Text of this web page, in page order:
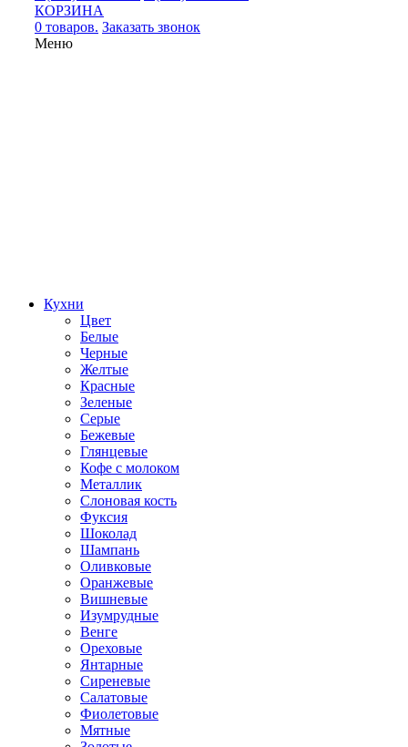
КОРЗИНА
0 товаров. Заказать звонок
Меню
Кухни
Цвет
Белые
Черные
Желтые
Красные
Зеленые
Серые
Бежевые
Глянцевые
Кофе с молоком
Металлик
Слоновая кость
Фуксия
Шоколад
Шампань
Оливковые
Оранжевые
Вишневые
Изумрудные
Венге
Ореховые
Янтарные
Сиреневые
Салатовые
Фиолетовые
Мятные